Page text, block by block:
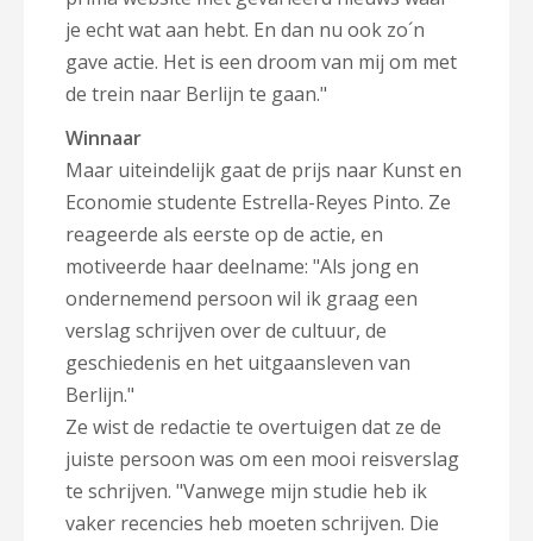
je echt wat aan hebt. En dan nu ook zo´n
gave actie. Het is een droom van mij om met
de trein naar Berlijn te gaan."
Winnaar
Maar uiteindelijk gaat de prijs naar Kunst en
Economie studente Estrella-Reyes Pinto. Ze
reageerde als eerste op de actie, en
motiveerde haar deelname: "Als jong en
ondernemend persoon wil ik graag een
verslag schrijven over de cultuur, de
geschiedenis en het uitgaansleven van
Berlijn."
Ze wist de redactie te overtuigen dat ze de
juiste persoon was om een mooi reisverslag
te schrijven. "Vanwege mijn studie heb ik
vaker recencies heb moeten schrijven. Die